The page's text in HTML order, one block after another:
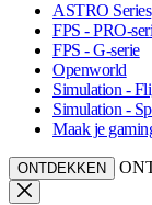
ASTRO Series
FPS - PRO-
FPS - G-serie
Openworld
Simulation -
Simulation -
Maak je
ONTDEKKEN